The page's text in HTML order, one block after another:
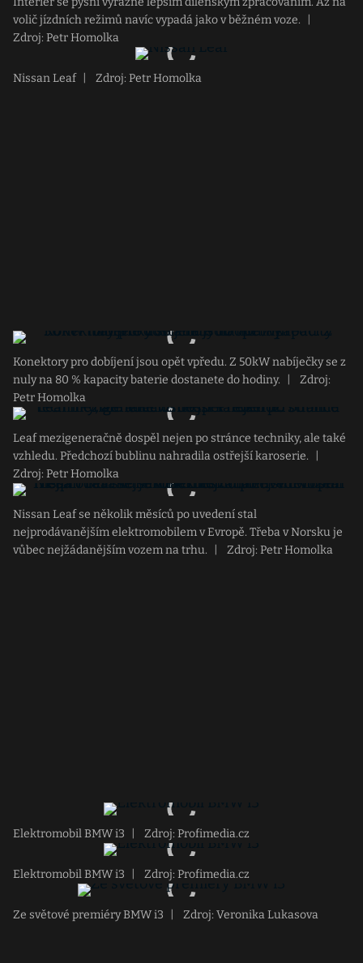
volič jízdních režimů navíc vypadá jako v běžném voze.
Zdroj: Petr Homolka
Nissan Leaf Zdroj: Petr Homolka
Konektory pro dobíjení jsou opět vpředu. Z 50kW nabíječky se z
nuly na 80 % kapacity baterie dostanete do hodiny.
Zdroj:
Petr Homolka
Leaf mezigeneračně dospěl nejen po stránce techniky, ale také
vzhledu. Předchozí bublinu nahradila ostřejší karoserie.
Zdroj: Petr Homolka
Nissan Leaf se několik měsíců po uvedení stal
nejprodávanějším elektromobilem v Evropě. Třeba v Norsku je
vůbec nejžádanějším vozem na trhu.
Zdroj: Petr Homolka
Elektromobil BMW i3 Zdroj: Profimedia.cz
Elektromobil BMW i3 Zdroj: Profimedia.cz
Ze světové premiéry BMW i3 Zdroj: Veronika Lukasova